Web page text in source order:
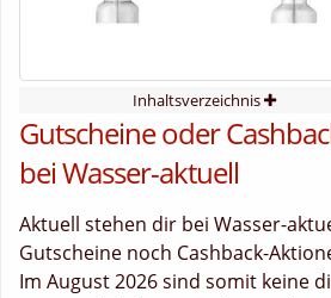
Inhaltsverzeichnis
Gutscheine oder
bei Wasser-aktuell
Aktuell stehen dir bei Wasser-
Gutscheine noch Cashback-
Im August 2026 sind somit keine